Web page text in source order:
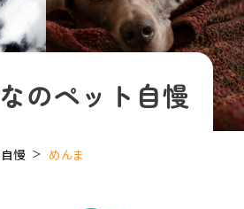
のペット自慢
慢 めんま